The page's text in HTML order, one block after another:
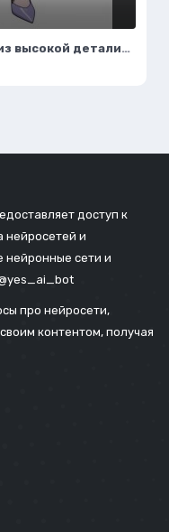
Изысканная мода: цифровой эскиз высокой детализации и безупречного стиля. Картинка из нейронной сети Flux
доступ к
нейросетей и
нейронные сети и
про нейросети,
контентом, получая